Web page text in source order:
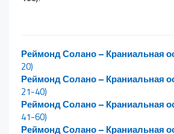
Реймонд Солано – Краниальная
20)
Реймонд Солано – Краниальная
21-40)
Реймонд Солано – Краниальная
41-60)
Реймонд Солано – Краниальная